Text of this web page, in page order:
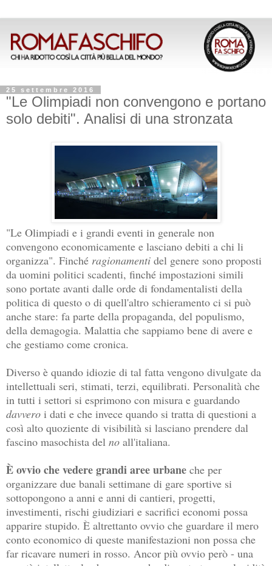
25 settembre 2016
"Le Olimpiadi non convengono e portano
solo debiti". Analisi di una stronzata
"Le Olimpiadi e i grandi eventi in generale non
convengono economicamente e lasciano debiti a chi li
organizza". Finché ragionamenti del genere sono proposti
da uomini politici scadenti, finché impostazioni simili
sono portate avanti dalle orde di fondamentalisti della
politica di questo o di quell'altro schieramento ci si può
anche stare: fa parte della propaganda, del populismo,
della demagogia. Malattia che sappiamo bene di avere e
che gestiamo come cronica.
Diverso è quando idiozie di tal fatta vengono divulgate da
intellettuali seri, stimati, terzi, equilibrati. Personalità che
in tutti i settori si esprimono con misura e guardando
davvero i dati e che invece quando si tratta di questioni a
così alto quoziente di visibilità si lasciano prendere dal
fascino masochista del no all'italiana.
È ovvio che vedere grandi aree urbane che per
organizzare due banali settimane di gare sportive si
sottopongono a anni e anni di cantieri, progetti,
investimenti, rischi giudiziari e sacrifici economi possa
apparire stupido. È altrettanto ovvio che guardare il mero
conto economico di queste manifestazioni non possa che
far ricavare numeri in rosso. Ancor più ovvio però - una